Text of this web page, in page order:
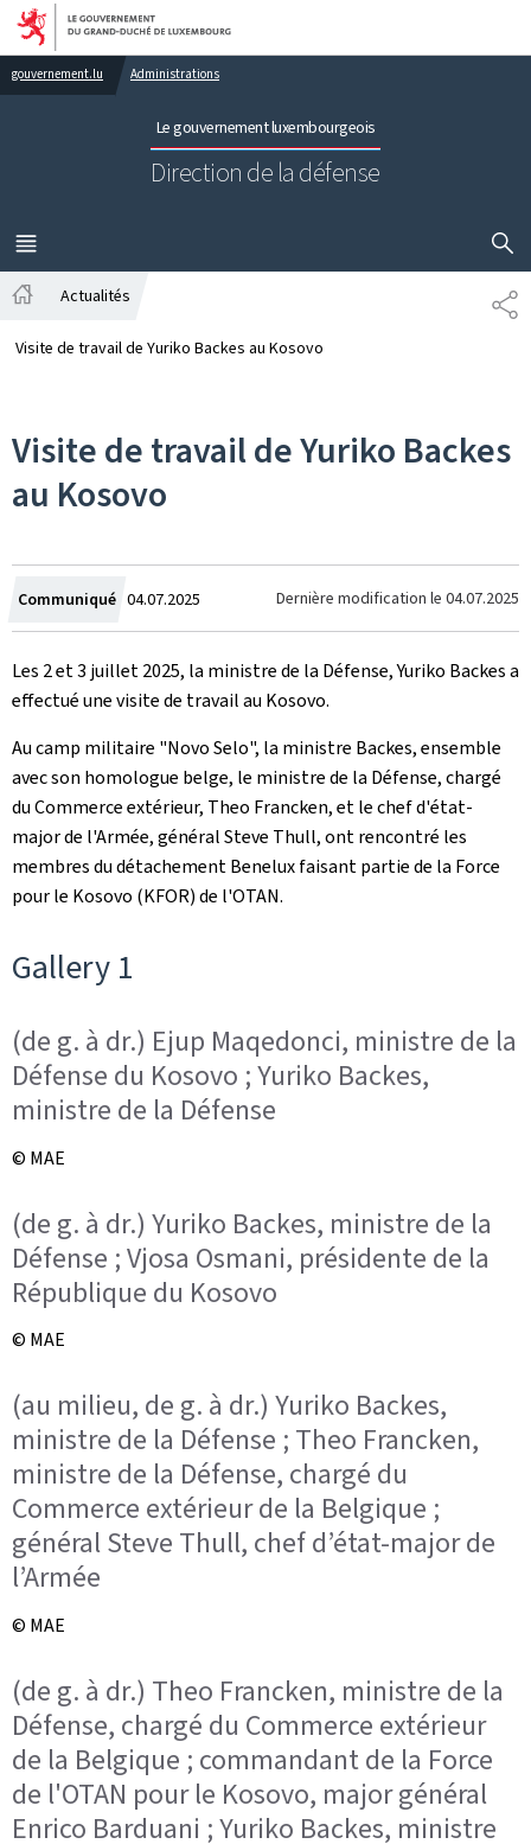
Aller au menu principal
Aller au contenu
gouvernement.lu Administrations
Le gouvernement luxembourgeois
Direction de la défense
MENU
PRINCIPAL
Actualités
Visite de travail de Yuriko Backes au Kosovo
Visite de travail de Yuriko Backes
au Kosovo
Communiqué Crée
le
04.07.2025 Dernière modification le 04.07.2025
Les 2 et 3 juillet 2025, la ministre de la Défense, Yuriko Backes a
effectué une visite de travail au Kosovo.
Au camp militaire "Novo Selo", la ministre Backes, ensemble
avec son homologue belge, le ministre de la Défense, chargé
du Commerce extérieur, Theo Francken, et le chef d'état-
major de l'Armée, général Steve Thull, ont rencontré les
membres du détachement Benelux faisant partie de la Force
pour le Kosovo (KFOR) de l'OTAN.
Gallery 1
(de g. à dr.) Ejup Maqedonci, ministre de la
Défense du Kosovo ; Yuriko Backes,
ministre de la Défense
© MAE
(de g. à dr.) Yuriko Backes, ministre de la
Défense ; Vjosa Osmani, présidente de la
République du Kosovo
© MAE
(au milieu, de g. à dr.) Yuriko Backes,
ministre de la Défense ; Theo Francken,
ministre de la Défense, chargé du
Commerce extérieur de la Belgique ;
général Steve Thull, chef d’état-major de
l’Armée
© MAE
(de g. à dr.) Theo Francken, ministre de la
Défense, chargé du Commerce extérieur
de la Belgique ; commandant de la Force
de l'OTAN pour le Kosovo, major général
Enrico Barduani ; Yuriko Backes, ministre